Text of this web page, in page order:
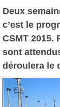
Deux
c’est le
CSMT 2015.
sont
déroulera le